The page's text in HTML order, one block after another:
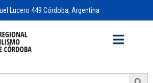
Lucero 449 Córdoba, Argentina
Search Button